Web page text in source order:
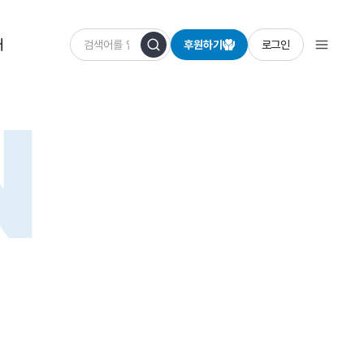
후원하기 로그인